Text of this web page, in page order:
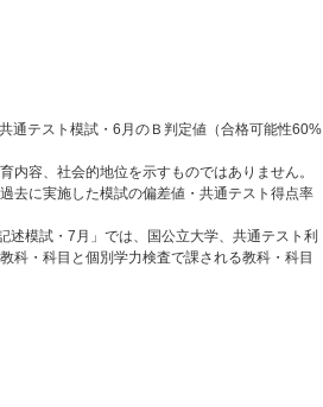
テスト模試・6月のＢ判定値（合格可能性60%
容、社会的地位を示すものではありません。
に実施した模試の偏差値・共通テスト得点率
模試・7月」では、国公立大学、共通テスト利
科・科目と個別学力検査で課される教科・科目